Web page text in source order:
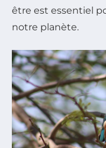
être est essentiel
notre planète.